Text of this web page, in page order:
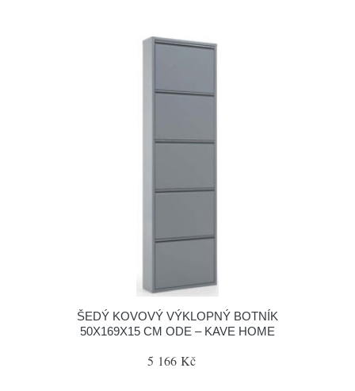
ŠEDÝ KOVOVÝ VÝKLOPNÝ BOTNÍK
50X169X15 CM ODE – KAVE HOME
5 166 Kč